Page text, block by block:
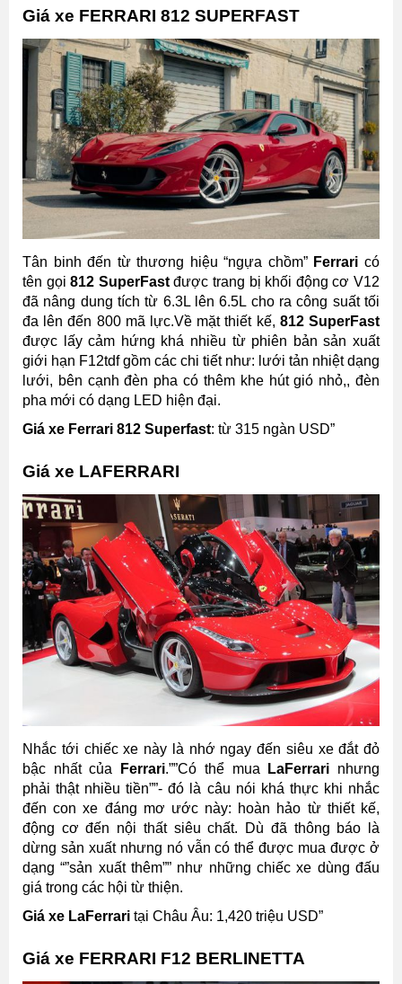
Giá xe FERRARI 812 SUPERFAST
Tân binh đến từ thương hiệu “ngựa chồm” Ferrari có
tên gọi812 SuperFastđược trang bị khối động cơ V12
đã nâng dung tích từ 6.3L lên 6.5L cho ra công suất tối
đa lên đến 800 mã lực.Về mặt thiết kế, 812 SuperFast
được lấy cảm hứng khá nhiều từ phiên bản sản xuất
giới hạn F12tdf gồm các chi tiết như: lưới tản nhiệt dạng
lưới, bên cạnh đèn pha có thêm khe hút gió nhỏ,, đèn
pha mới có dạng LED hiện đại.
Giá xe Ferrari 812 Superfast: từ 315 ngàn USD”
Giá xe LAFERRARI
Nhắc tới chiếc xe này là nhớ ngay đến siêu xe đắt đỏ
bậc nhất của
Ferrari.””Có thể mua LaFerrari nhưng
phải thật nhiều tiền””- đó là câu nói khá thực khi nhắc
đến con xe đáng mơ ước này: hoàn hảo từ thiết kế,
động cơ đến nội thất siêu chất. Dù đã thông báo là
dừng sản xuất nhưng nó vẫn có thể được mua được ở
dạng “”sản xuất thêm”” như những chiếc xe dùng đấu
giá trong các hội từ thiện.
Giá xe LaFerrari tại Châu Âu: 1,420 triệu USD”
Giá xe FERRARI F12 BERLINETTA